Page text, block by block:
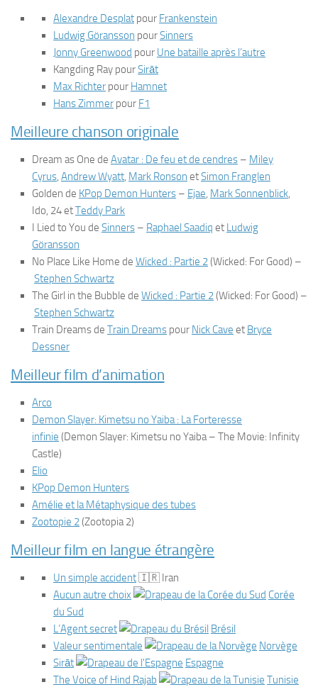
Alexandre Desplat pour Frankenstein
Ludwig Göransson pourSinners
Jonny Greenwood pour Une bataille après l’autre
Kangding Ray pourSirāt
Max Richter pour Hamnet
Hans Zimmer pour F1
Meilleure chanson originale
Dream as One de Avatar : De feu et de cendres – Miley
Cyrus, Andrew Wyatt, Mark Ronson etSimon Franglen
Golden de KPop Demon Hunters – Ejae, Mark Sonnenblick,
Ido, 24 etTeddy Park
I Lied to You de Sinners – Raphael Saadiq et Ludwig
Göransson
No Place Like Home de Wicked : Partie 2(Wicked: For Good) –
Stephen Schwartz
The Girl in the Bubble de Wicked : Partie 2(Wicked: For Good) –
Stephen Schwartz
Train Dreamsde Train Dreams pour Nick Cave et Bryce
Dessner
Meilleur film d’animation
Arco
Demon Slayer: Kimetsu no Yaiba : La Forteresse
infinie (Demon Slayer: Kimetsu no Yaiba – The Movie: Infinity
Castle)
Elio
KPop Demon Hunters
Amélie et la Métaphysique des tubes
Zootopie 2(Zootopia 2)
Meilleur film en langue étrangère
Un simple accident🇮🇷 Iran
Aucun autre choix
Corée
du Sud
L’Agent secret
Brésil
Valeur sentimentale
Norvège
Sirāt
Espagne
The Voice of Hind Rajab
Tunisie